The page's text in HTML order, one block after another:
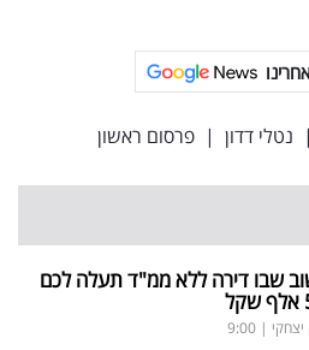
| נטלי דדון | פרסום ראשון
שבו דירה ללא ממ"ד תעלה לכם
יצחקי |
9:00